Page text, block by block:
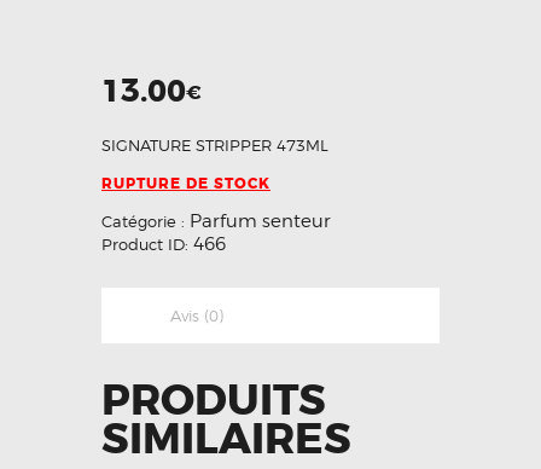
13.00€
SIGNATURE STRIPPER 473ML
RUPTURE DE STOCK
Catégorie : Parfum senteur
Product ID: 466
Avis (0)
PRODUITS
SIMILAIRES